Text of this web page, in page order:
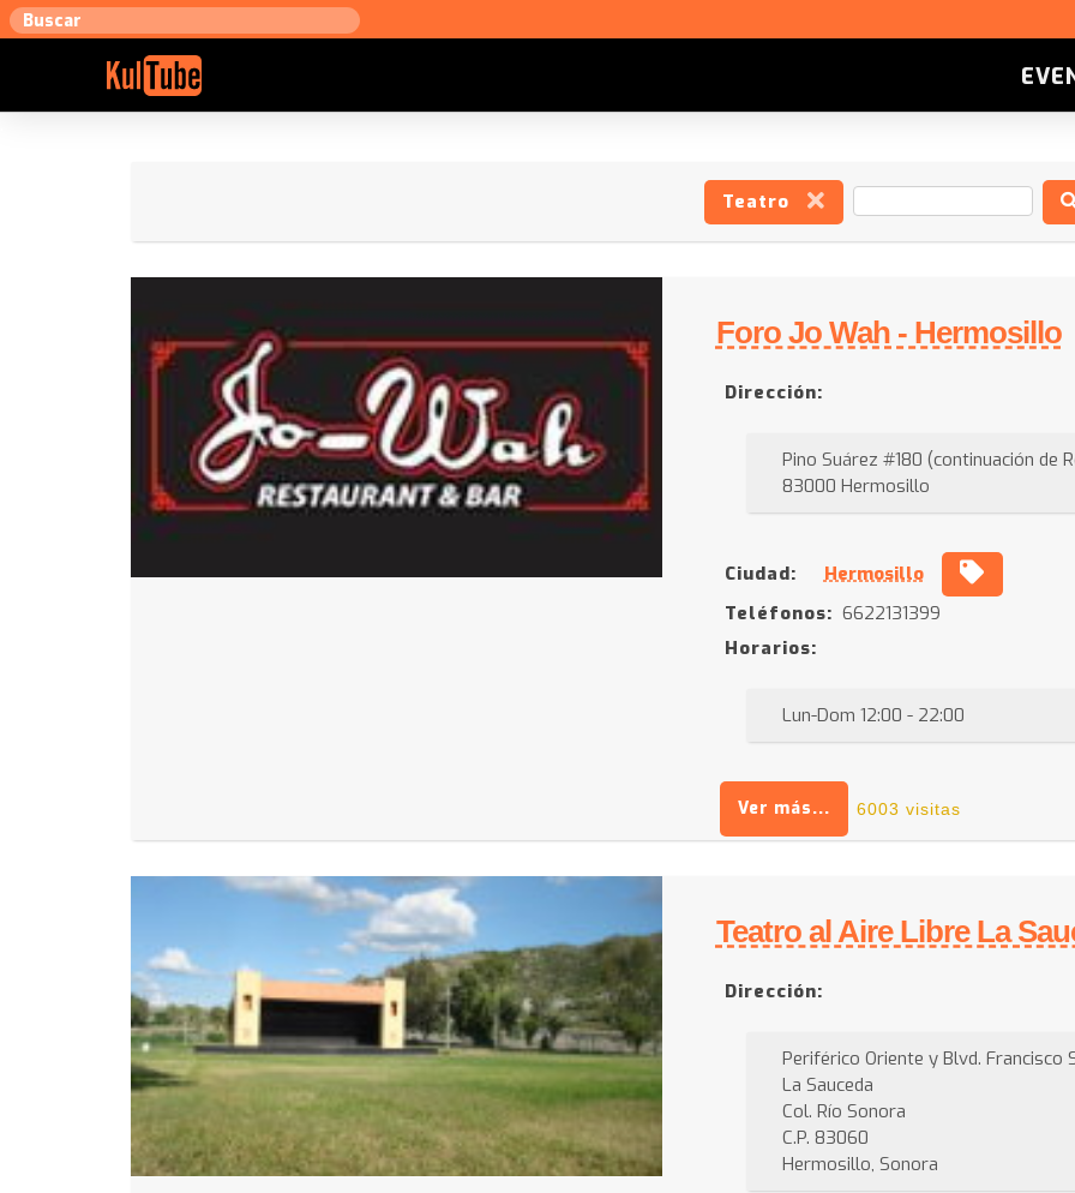
Teatro
Foro Jo Wah - Hermosillo
Dirección:
Pino Suárez #180 (continuación de
83000 Hermosillo
Ciudad:
Hermosillo
Teléfonos: 6622131399
Horarios:
Lun-Dom 12:00 - 22:00
Ver más... 6003 visitas
Teatro al Aire Libre La
Dirección:
Periférico Oriente y Blvd. Francisco
La Sauceda
Col. Río Sonora
C.P. 83060
Hermosillo, Sonora